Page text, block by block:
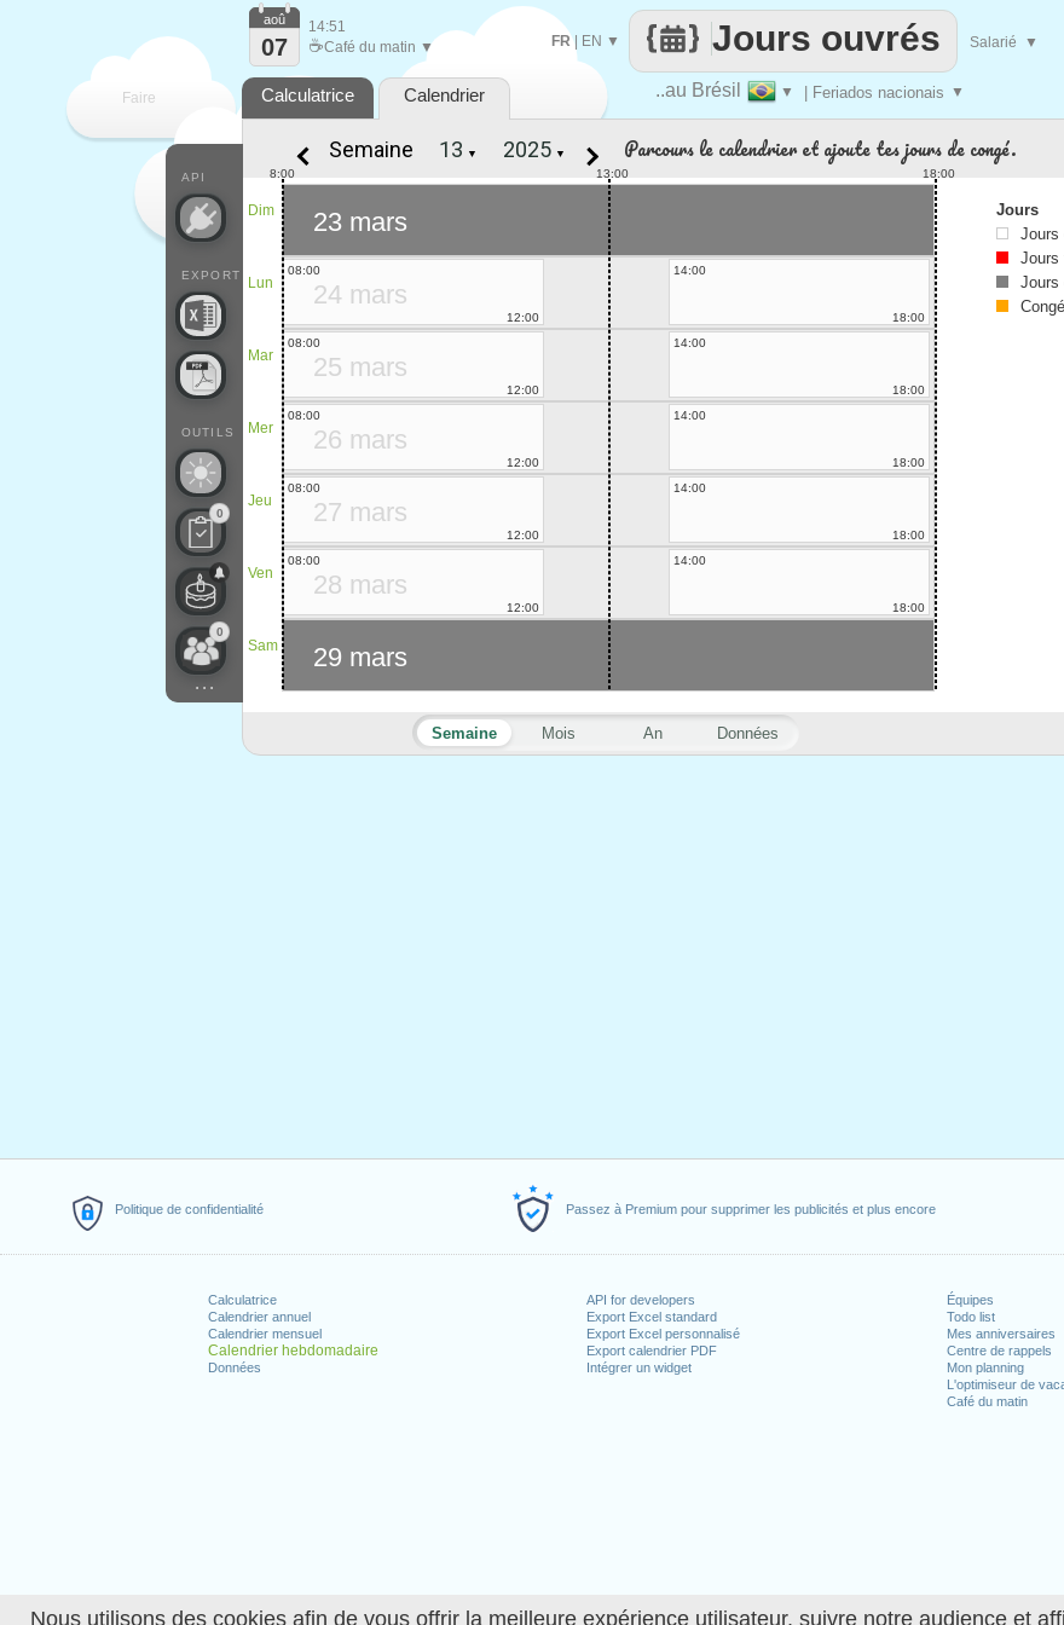
Nous utilisons des cookies afin de vous offrir la meilleure expérience utilisateur, suivre notre audience et
Politique de confidentialité Passez à Premium pour supprimer les publicités et plus encore
Calculatrice
Calendrier annuel
Calendrier mensuel
Calendrier hebdomadaire
Données
API for developers
Export Excel standard
Export Excel personnalisé
Export calendrier PDF
Intégrer un widget
Équipes
Todo list
Mes anniversaires
Centre de rappels
Mon planning
L'optimiseur de
Café du matin
Faire
que
..au Brésil ▼ | Feriados nacionais ▼
Jours ouvrés
FR| EN ▼ Salarié ▼
API
EXPORT
OUTILS
0
0
...
aoû
07
14:51
☕Café du matin ▼
Calculatrice Calendrier
Semaine Mois An Données
Semaine ▼ ▼ Parcours le calendrier et ajoute tes jours de congé.
Dim
Lun
Mar
Mer
Jeu
Ven
Sam
13:00
8:00 18:00
23 mars
24 mars
08:00
12:00
14:00
18:00
25 mars
08:00
12:00
14:00
18:00
26 mars
08:00
12:00
14:00
18:00
27 mars
08:00
12:00
14:00
18:00
28 mars
08:00
12:00
14:00
18:00
29 mars
Jours
Jours
Jours
Jours